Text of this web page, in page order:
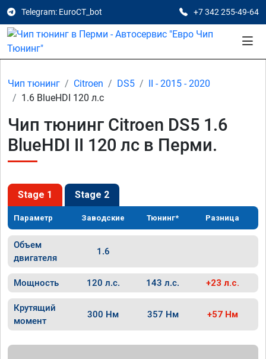
Telegram: EuroCT_bot +7 342 255-49-64
Чип тюнинг Citroen DS5
II - 2015 - 2020
1.6 BlueHDI 120 л.с
Чип тюнинг Citroen DS5 1.6
BlueHDI II 120 лс в Перми.
Stage 1 Stage 2
Параметр Заводские Тюнинг* Разница
Объем
двигателя
1.6
Мощность 120 л.с. 143 л.с. +23 л.с.
Крутящий
момент
300 Нм 357 Нм +57 Нм